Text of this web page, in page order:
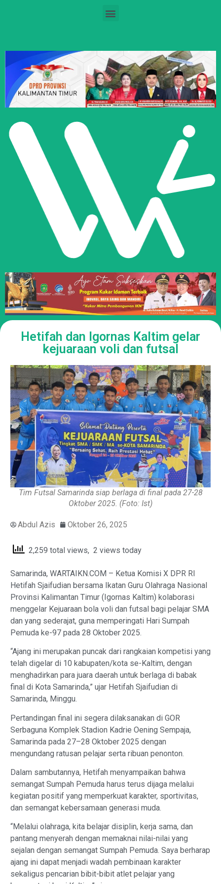
Hetifah dan Igornas Kaltim gelar
kejuaraan voli dan futsal
Tim Futsal Samarinda siap berlaga di final pada 27-28
Oktober 2025. (Foto: Ist)
Abdul Azis Oktober 26, 2025
2,259 total views, 2 views today
Samarinda, WARTAIKN.COM – Ketua Komisi X DPR RI
Hetifah Sjaifudian bersama Ikatan Guru Olahraga Nasional
Provinsi Kalimantan Timur (Igornas Kaltim) kolaborasi
menggelar Kejuaraan bola voli dan futsal bagi pelajar SMA
dan yang sederajat, guna memperingati Hari Sumpah
Pemuda ke-97 pada 28 Oktober 2025.
“Ajang ini merupakan puncak dari rangkaian kompetisi yang
telah digelar di 10 kabupaten/kota se-Kaltim, dengan
menghadirkan para juara daerah untuk berlaga di babak
final di Kota Samarinda,” ujar Hetifah Sjaifudian di
Samarinda, Minggu.
Pertandingan final ini segera dilaksanakan di GOR
Serbaguna Komplek Stadion Kadrie Oening Sempaja,
Samarinda pada 27–28 Oktober 2025 dengan
mengundang ratusan pelajar serta ribuan penonton.
Dalam sambutannya, Hetifah menyampaikan bahwa
semangat Sumpah Pemuda harus terus dijaga melalui
kegiatan positif yang memperkuat karakter, sportivitas,
dan semangat kebersamaan generasi muda.
“Melalui olahraga, kita belajar disiplin, kerja sama, dan
pantang menyerah dengan memaknai nilai-nilai yang
sejalan dengan semangat Sumpah Pemuda. Saya berharap
ajang ini dapat menjadi wadah pembinaan karakter
sekaligus pencarian bibit-bibit atlet pelajar yang